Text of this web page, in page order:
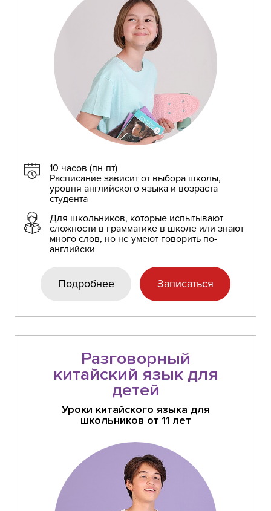
10 часов (пн-пт)
Расписание зависит от выбора школы,
уровня английского языка и возраста
студента
Для школьников, которые испытывают
сложности в грамматике в школе или знают
много слов, но не умеют говорить по-
английски
Подробнее Записаться
Разговорный
китайский язык для
детей
Уроки китайского языка для
школьников от 11 лет